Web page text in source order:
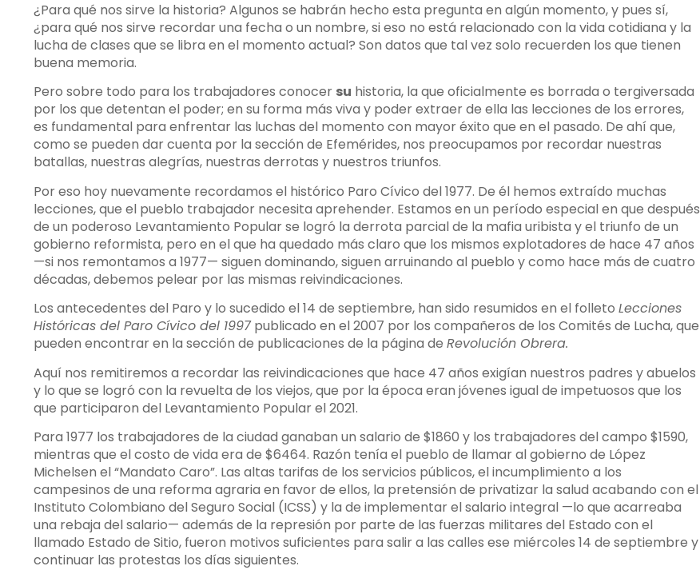
¿Para qué nos sirve la historia? Algunos se habrán hecho esta pregunta en algún momento, y pues sí,
¿para qué nos sirve recordar una fecha o un nombre, si eso no está relacionado con la vida cotidiana y la
lucha de clases que se libra en el momento actual? Son datos que tal vez solo recuerden los que tienen
buena memoria.
Pero sobre todo para los trabajadores conocer su historia, la que oficialmente es borrada o tergiversada
por los que detentan el poder; en su forma más viva y poder extraer de ella las lecciones de los errores,
es fundamental para enfrentar las luchas del momento con mayor éxito que en el pasado. De ahí que,
como se pueden dar cuenta por la sección de Efemérides, nos preocupamos por recordar nuestras
batallas, nuestras alegrías, nuestras derrotas y nuestros triunfos.
Por eso hoy nuevamente recordamos el histórico Paro Cívico del 1977. De él hemos extraído muchas
lecciones, que el pueblo trabajador necesita aprehender. Estamos en un período especial en que después
de un poderoso Levantamiento Popular se logró la derrota parcial de la mafia uribista y el triunfo de un
gobierno reformista, pero en el que ha quedado más claro que los mismos explotadores de hace 47 años
—si nos remontamos a 1977— siguen dominando, siguen arruinando al pueblo y como hace más de cuatro
décadas, debemos pelear por las mismas reivindicaciones.
Los antecedentes del Paro y lo sucedido el 14 de septiembre, han sido resumidos en el folleto Lecciones
Históricas del Paro Cívico del 1997publicado en el 2007 por los compañeros de los Comités de Lucha, que
pueden encontrar en la sección de publicaciones de la página de Revolución Obrera.
Aquí nos remitiremos a recordar las reivindicaciones que hace 47 años exigían nuestros padres y abuelos
y lo que se logró con la revuelta de los viejos, que por la época eran jóvenes igual de impetuosos que los
que participaron del Levantamiento Popular el 2021.
Para 1977 los trabajadores de la ciudad ganaban un salario de $1860 y los trabajadores del campo $1590,
mientras que el costo de vida era de $6464. Razón tenía el pueblo de llamar al gobierno de López
Michelsen el “Mandato Caro”. Las altas tarifas de los servicios públicos, el incumplimiento a los
campesinos de una reforma agraria en favor de ellos, la pretensión de privatizar la salud acabando con el
Instituto Colombiano del Seguro Social (ICSS) y la de implementar el salario integral —lo que acarreaba
una rebaja del salario— además de la represión por parte de las fuerzas militares del Estado con el
llamado Estado de Sitio, fueron motivos suficientes para salir a las calles ese miércoles 14 de septiembre y
continuar las protestas los días siguientes.